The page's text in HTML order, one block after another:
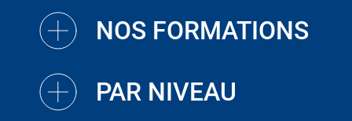
NOS FORMATIONS
PAR NIVEAU